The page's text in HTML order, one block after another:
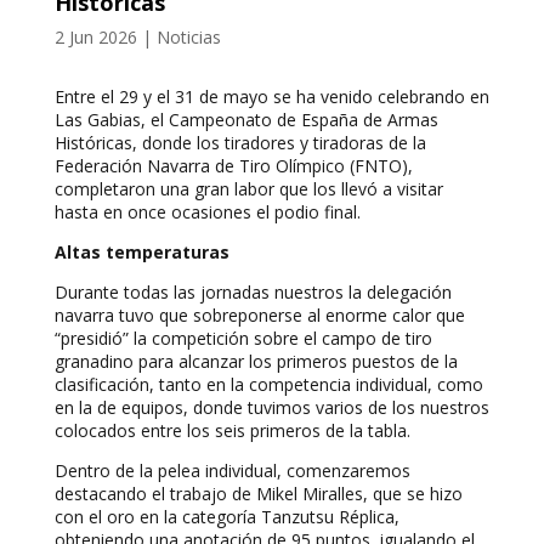
2 Jun 2026 | Noticias
Entre el 29 y el 31 de mayo se ha venido celebrando en
Las Gabias, el Campeonato de España de Armas
Históricas, donde los tiradores y tiradoras de la
Federación Navarra de Tiro Olímpico (FNTO),
completaron una gran labor que los llevó a visitar
hasta en once ocasiones el podio final.
Altas temperaturas
Durante todas las jornadas nuestros la delegación
navarra tuvo que sobreponerse al enorme calor que
“presidió” la competición sobre el campo de tiro
granadino para alcanzar los primeros puestos de la
clasificación, tanto en la competencia individual, como
en la de equipos, donde tuvimos varios de los nuestros
colocados entre los seis primeros de la tabla.
Dentro de la pelea individual, comenzaremos
destacando el trabajo de Mikel Miralles, que se hizo
con el oro en la categoría Tanzutsu Réplica,
obteniendo una anotación de 95 puntos, igualando el